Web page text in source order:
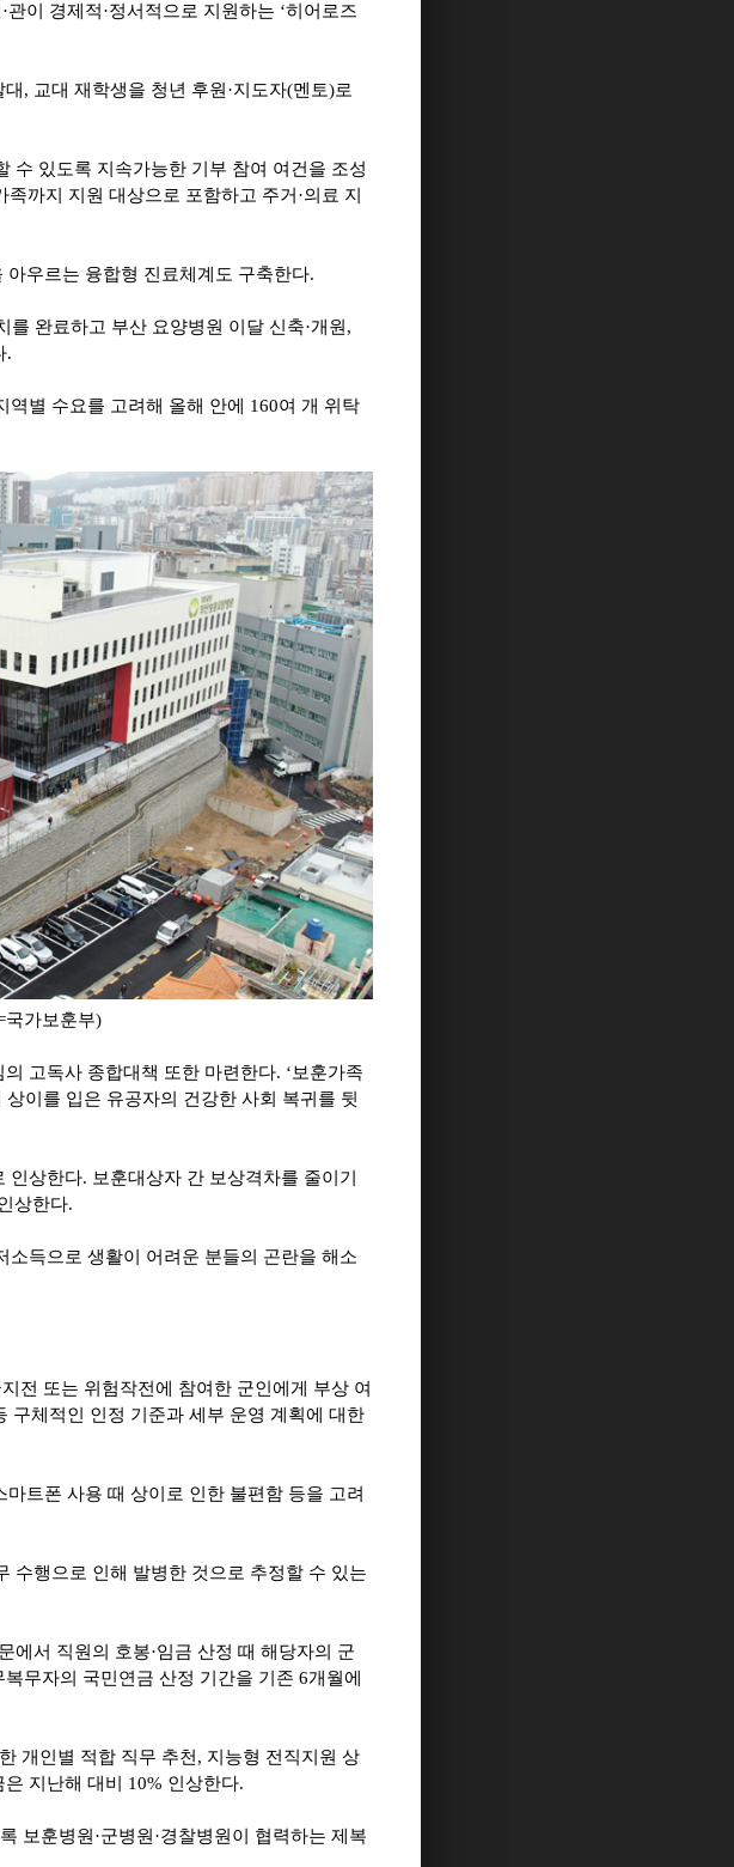
·관이 경제적·정서적으로 지원하는 ‘히어로즈
대 , 교대 재학생을 청년 후원·지도자(멘토)로
수 있도록 지속가능한 기부 참여 여건을 조성
족까지 지원 대상으로 포함하고 주거 ·의료 지
아우르는 융합형 진료체계도 구축한다.
를 완료하고 부산 요양병원 이달 신축·개원,
.
별 수요를 고려해 올해 안에 160여 개 위탁
국가보훈부)
고독사 종합대책 또한 마련한다. ‘보훈가족
이를 입은 유공자의 건강한 사회 복귀를 뒷
인상한다. 보훈대상자 간 보상격차를 줄이기
상한다.
득으로 생활이 어려운 분들의 곤란을 해소
전 또는 위험작전에 참여한 군인에게 부상 여
구체적인 인정 기준과 세부 운영 계획에 대한
마트폰 사용 때 상이로 인한 불편함 등을 고려
수행으로 인해 발병한 것으로 추정할 수 있는
에서 직원의 호봉·임금 산정 때 해당자의 군
무자의 국민연금 산정 기간을 기존 6개월에
개인별 적합 직무 추천 , 지능형 전직지원 상
지난해 대비 10% 인상한다.
보훈병원 ·군병원 ·경찰병원이 협력하는 제복